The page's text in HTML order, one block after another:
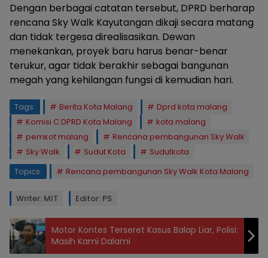
Dengan berbagai catatan tersebut, DPRD berharap
rencana Sky Walk Kayutangan dikaji secara matang
dan tidak tergesa direalisasikan. Dewan
menekankan, proyek baru harus benar-benar
terukur, agar tidak berakhir sebagai bangunan
megah yang kehilangan fungsi di kemudian hari.
Tags: Berita Kota Malang
Dprd kota malang
Komisi C DPRD Kota Malang
kota malang
pemkot malang
Rencana pembangunan Sky Walk
Sky Walk
Sudut Kota
Sudutkota
Topics:
Rencana pembangunan Sky Walk Kota Malang
Writer: MIT Editor: PS
Motor Kontes Terseret Kasus Balap Liar, Polisi:
Masih Kami Dalami